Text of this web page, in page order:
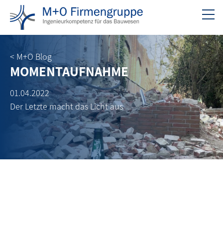
< M+O Blog
MOMENTAUFNAHME
01.04.2022
Der Letzte macht das Licht aus